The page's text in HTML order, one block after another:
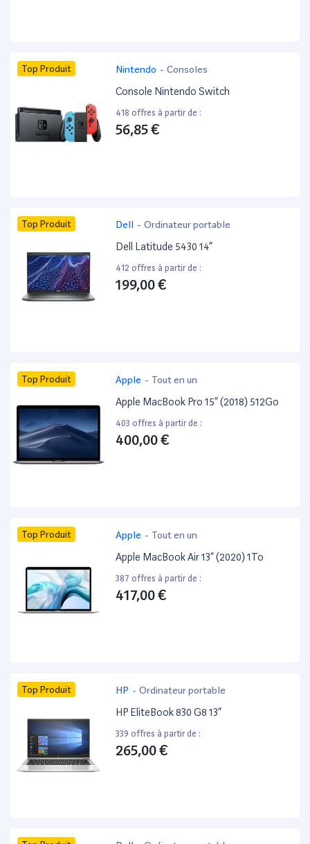
Top Produit Nintendo - Consoles
Console Nintendo Switch
418 offres à partir de :
56,85 €
Top Produit Dell - Ordinateur portable
Dell Latitude 5430 14”
412 offres à partir de :
199,00 €
Top Produit Apple - Tout en un
Apple MacBook Pro 15” (2018) 512Go
403 offres à partir de :
400,00 €
Top Produit Apple - Tout en un
Apple MacBook Air 13” (2020) 1To
387 offres à partir de :
417,00 €
Top Produit HP - Ordinateur portable
HP EliteBook 830 G8 13”
339 offres à partir de :
265,00 €